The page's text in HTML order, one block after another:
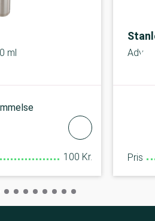
ml
100 Kr. Pris